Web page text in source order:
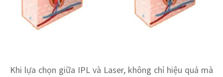
Khi lựa chọn giữa IPL và Laser, không chỉ hiệu quả mà